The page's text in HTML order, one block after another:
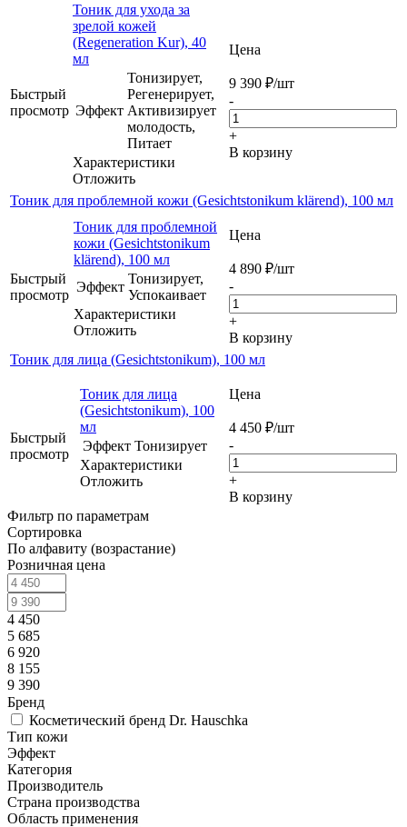
Быстрый
просмотр
Тоник для ухода за
зрелой кожей
(Regeneration Kur), 40
мл
Эффект
Тонизирует,
Регенерирует,
Активизирует
молодость,
Питает
Характеристики
Отложить
Цена
9 390 ₽/шт
-
+
В корзину
Тоник для проблемной кожи (Gesichtstonikum klärend), 100 мл
Быстрый
просмотр
Тоник для проблемной
кожи (Gesichtstonikum
klärend), 100 мл
Эффект
Тонизирует,
Успокаивает
Характеристики
Отложить
Цена
4 890 ₽/шт
-
+
В корзину
Тоник для лица (Gesichtstonikum), 100 мл
Быстрый
просмотр
Тоник для лица
(Gesichtstonikum), 100
мл
Эффект Тонизирует
Характеристики
Отложить
Цена
4 450 ₽/шт
-
+
В корзину
Фильтр по параметрам
Сортировка
По алфавиту (возрастание)
Розничная цена
4 450
5 685
6 920
8 155
9 390
Бренд
Косметический бренд Dr. Hauschka
Тип кожи
Эффект
Категория
Производитель
Страна производства
Область применения